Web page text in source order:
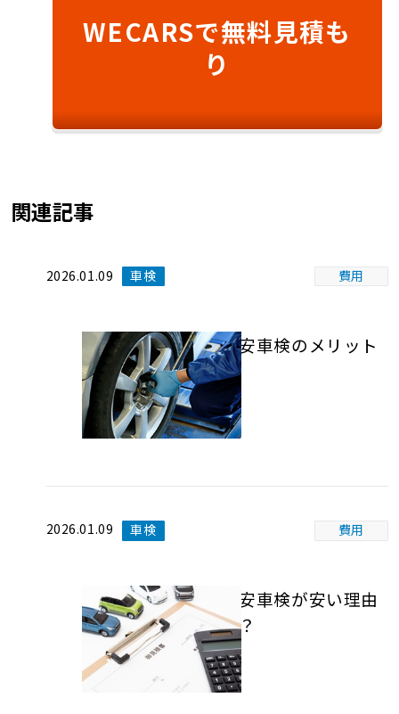
WECARSで無料見積も
り
関連記事
2026.01.09 車検 費用
格安車検のメリット
2026.01.09 車検 費用
格安車検が安い理由
は？